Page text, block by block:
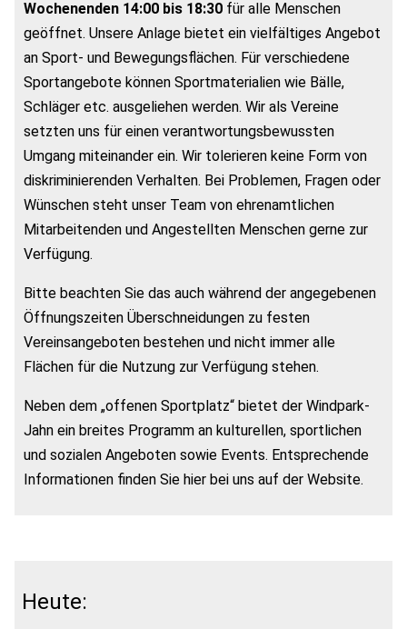
Wochenenden 14:00 bis 18:30 für alle Menschen
geöffnet. Unsere Anlage bietet ein vielfältiges Angebot
an Sport- und Bewegungsflächen. Für verschiedene
Sportangebote können Sportmaterialien wie Bälle,
Schläger etc. ausgeliehen werden. Wir als Vereine
setzten uns für einen verantwortungsbewussten
Umgang miteinander ein. Wir tolerieren keine Form von
diskriminierenden Verhalten. Bei Problemen, Fragen oder
Wünschen steht unser Team von ehrenamtlichen
Mitarbeitenden und Angestellten Menschen gerne zur
Verfügung.
Bitte beachten Sie das auch während der angegebenen
Öffnungszeiten Überschneidungen zu festen
Vereinsangeboten bestehen und nicht immer alle
Flächen für die Nutzung zur Verfügung stehen.
Neben dem „offenen Sportplatz“ bietet der Windpark-
Jahn ein breites Programm an kulturellen, sportlichen
und sozialen Angeboten sowie Events. Entsprechende
Informationen finden Sie hier bei uns auf der Website.
Heute: